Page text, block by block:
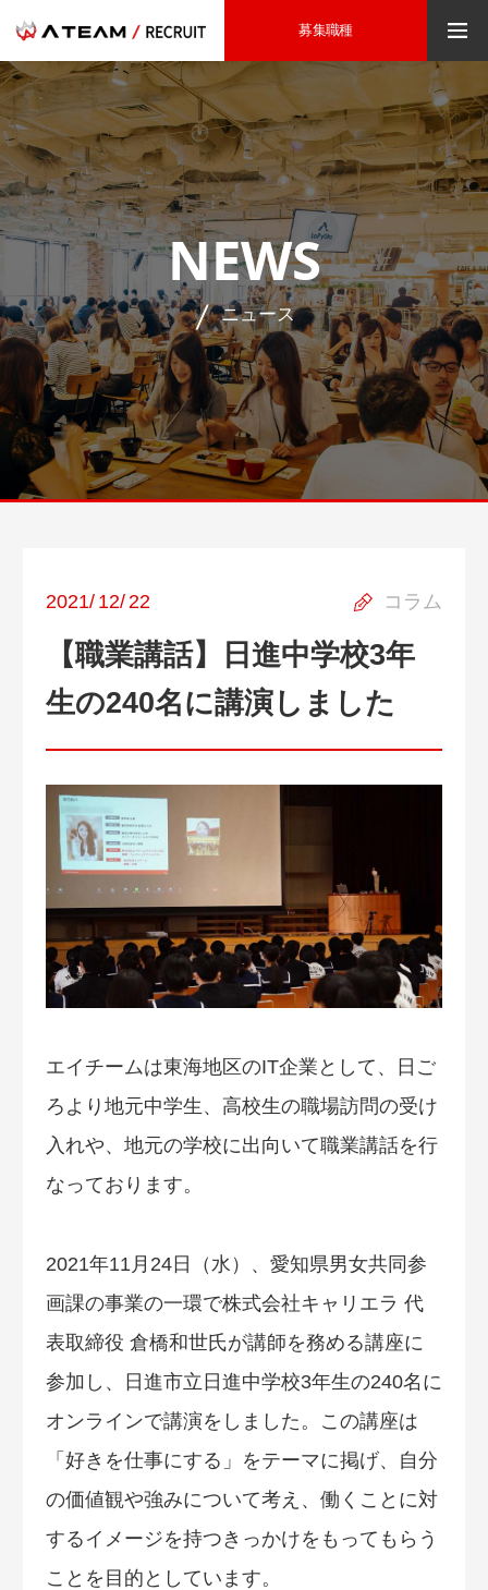
募集職種
NEWS
ニュース
コラム
2021/ 12/22
【職業講話】日進中学校3年
生の240名に講演しました
エイチームは東海地区のIT企業として、日ご
ろより地元中学生、高校生の職場訪問の受け
入れや、地元の学校に出向いて職業講話を行
なっております。
2021年11月24日（水）、愛知県男女共同参
画課の事業の一環で株式会社キャリエラ 代
表取締役 倉橋和世氏が講師を務める講座に
参加し、日進市立日進中学校3年生の240名に
オンラインで講演をしました。この講座は
「好きを仕事にする」をテーマに掲げ、自分
の価値観や強みについて考え、働くことに対
するイメージを持つきっかけをもってもらう
ことを目的としています。